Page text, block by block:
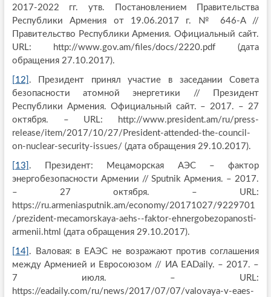
2017-2022 гг. утв. Постановлением Правительства
Республики Армения от 19.06.2017 г. № 646-A //
Правительство Республики Армения. Официальный сайт.
URL: http://www.gov.am/files/docs/2220.pdf (дата
обращения 27.10.2017).
[12] . Президент принял участие в заседании Совета
безопасности атомной энергетики // Президент
Республики Армения. Официальный сайт. – 2017. – 27
октября. – URL: http://www.president.am/ru/press-
release/item/2017/10/27/President-attended-the-council-
on-nuclear-security-issues/ (дата обращения 29.10.2017).
[13] . Президент: Мецаморская АЭС – фактор
энергобезопасности Армении // Sputnik Армения. – 2017.
– 27 октября. – URL:
https://ru.armeniasputnik.am/economy/20171027/9229701
/prezident-mecamorskaya-aehs--faktor-ehnergobezopanosti-
armenii.html (дата обращения 29.10.2017).
[14] . Валовая: в ЕАЭС не возражают против соглашения
между Арменией и Евросоюзом // ИА EADaily. – 2017. –
7 июля. – URL:
https://eadaily.com/ru/news/2017/07/07/valovaya-v-eaes-